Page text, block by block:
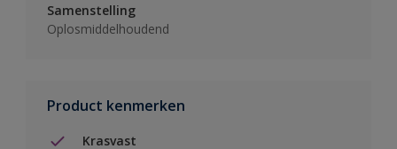
Samenstelling
Oplosmiddelhoudend
Product kenmerken
Krasvast